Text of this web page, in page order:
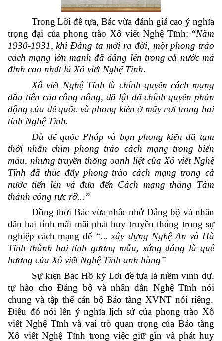
Trong Lời đề tựa, Bác vừa đánh giá cao ý nghĩa
trọng đại của phong trào Xô viết Nghệ Tĩnh: “Năm
1930-1931, khi Đảng ta mới ra đời, một phong trào
cách mạng lớn mạnh đã dâng lên trong cả nước mà
đỉnh cao nhất là Xô viết Nghệ Tĩnh.
Xô viết Nghệ Tĩnh là chính quyền cách mạng
đầu tiên của công nông, đã lật đổ chính quyền phản
động của đế quốc và phong kiến ở mấy nơi trong hai
tỉnh Nghệ Tĩnh.
Dù đế quốc Pháp và bọn phong kiến đã tạm
thời nhấn chìm phong trào cách mạng trong biển
máu, nhưng truyền thống oanh liệt của Xô viết Nghệ
Tĩnh đã thúc đẩy phong trào cách mạng trong cả
nước tiến lên và đưa đến Cách mạng tháng Tám
thành công rực rỡ...”
Đồng thời Bác vừa nhắc nhở Đảng bộ và nhân
dân hai tỉnh mãi mãi phát huy truyền thống trong sự
nghiệp cách mạng để “... xây dựng Nghệ An và Hà
Tĩnh thành hai tỉnh gương mẫu, xứng đáng là quê
hương của Xô viết Nghệ Tĩnh anh hùng”
Sự kiện Bác Hồ ký Lời đề tựa là niềm vinh dự,
tự hào cho Đảng bộ và nhân dân Nghệ Tĩnh nói
chung và tập thể cán bộ Bảo tàng XVNT nói riêng.
Điều đó nói lên ý nghĩa lịch sử của phong trào Xô
viết Nghệ Tĩnh và vai trò quan trọng của Bảo tàng
Xô viết Nghệ Tĩnh trong việc giữ gìn và phát huy